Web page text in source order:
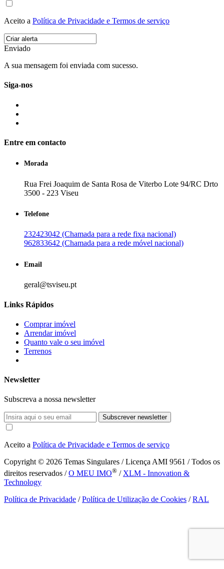
Aceito a Política de Privacidade e Termos de serviço
Enviado
A sua mensagem foi enviada com sucesso.
Siga-nos
Entre em contacto
Morada
Rua Frei Joaquim de Santa Rosa de Viterbo Lote 94/RC Drto
3500 - 223 Viseu
Telefone
232423042 (Chamada para a rede fixa nacional)
962833642 (Chamada para a rede móvel nacional)
Email
geral@tsviseu.pt
Links Rápidos
Comprar imóvel
Arrendar imóvel
Quanto vale o seu imóvel
Terrenos
Newsletter
Subscreva a nossa newsletter
Subscrever newsletter
Aceito a Política de Privacidade e Termos de serviço
Copyright © 2026 Temas Singulares / Licença AMI 9561 / Todos os
direitos reservados /O MEU IMO® / XLM - Innovation &
Technology
Política de Privacidade /Política de Utilização de Cookies /RAL